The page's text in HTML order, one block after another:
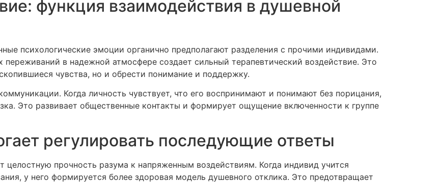
функция взаимодействия в душевной
психологические эмоции органично предполагают разделения с прочими индивидами.
в надежной атмосфере создает сильный терапевтический воздействие. Это
чувства, но и обрести понимание и поддержку.
Когда личность чувствует, что его воспринимают и понимают без порицания,
Это развивает общественные контакты и формирует ощущение включенности к группе
регулировать последующие ответы
целостную прочность разума к напряженным воздействиям. Когда индивид учится
у него формируется более здоровая модель душевного отклика. Это предотвращает